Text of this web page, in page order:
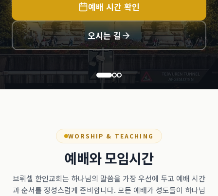
예배 시간 확인
오시는 길
WORSHIP & TEACHING
예배와 모임시간
브뤼셀 한인교회는 하나님의 말씀을 가장 우선에 두고 예배 시간
과 순서를 정성스럽게 준비합니다. 모든 예배가 성도들이 하나님